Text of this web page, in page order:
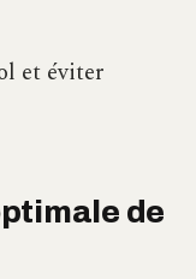
et éviter
de